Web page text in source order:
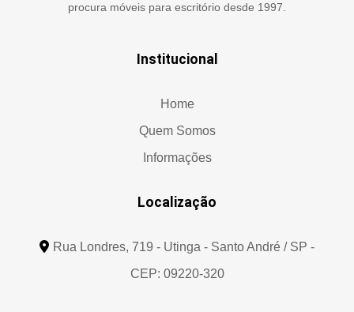
procura móveis para escritório desde 1997.
Institucional
Home
Quem Somos
Informações
Localização
Rua Londres, 719 - Utinga - Santo André / SP -
CEP: 09220-320